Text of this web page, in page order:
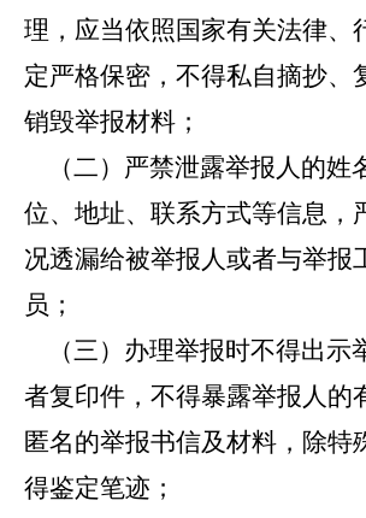
理，应当依照国家有关法律、
定严格保密，不得私自摘抄、
销毁举报材料；
（二）严禁泄露举报人的姓
位、地址、联系方式等信息，
况透漏给被举报人或者与举报
员；
（三）办理举报时不得出示
者复印件，不得暴露举报人的
匿名的举报书信及材料，除特
得鉴定笔迹；